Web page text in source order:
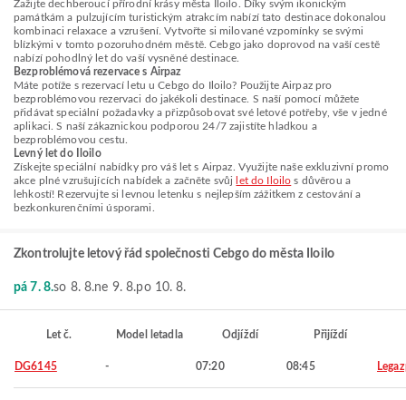
Zažijte dechberoucí přírodní krásy města Iloilo. Díky svým ikonickým
památkám a pulzujícím turistickým atrakcím nabízí tato destinace dokonalou
kombinaci relaxace a vzrušení. Vytvořte si milované vzpomínky se svými
blízkými v tomto pozoruhodném městě. Cebgo jako doprovod na vaší cestě
nabízí pohodlný let do vaší vysněné destinace.
Bezproblémová rezervace s Airpaz
Máte potíže s rezervací letu u Cebgo do Iloilo? Použijte Airpaz pro
bezproblémovou rezervaci do jakékoli destinace. S naší pomocí můžete
přidávat speciální požadavky a přizpůsobovat své letové potřeby, vše v jedné
aplikaci. S naší zákaznickou podporou 24/7 zajistíte hladkou a
bezproblémovou cestu.
Levný let do Iloilo
Získejte speciální nabídky pro váš let s Airpaz. Využijte naše exkluzivní promo
akce plné vzrušujících nabídek a začněte svůj
let do Iloilo s důvěrou a
lehkostí! Rezervujte si levnou letenku s nejlepším zážitkem z cestování a
bezkonkurenčními úsporami.
Zkontrolujte letový řád společnosti Cebgo do města Iloilo
pá 7. 8.so 8. 8.ne 9. 8.po 10. 8.
Let č. Model letadla Odjíždí Přijíždí
DG6145 - 07:20 08:45